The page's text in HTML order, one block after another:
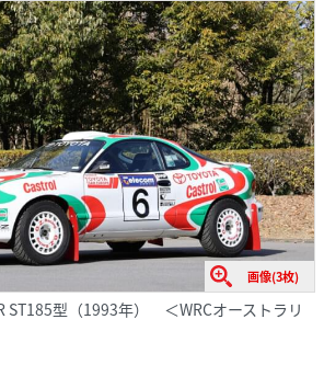
画像(3枚)
ST185型（1993年） ＜WRCオーストラリ